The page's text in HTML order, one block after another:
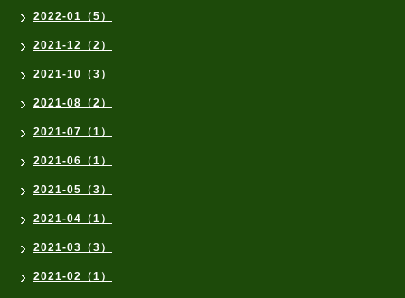
2022-01（5）
2021-12（2）
2021-10（3）
2021-08（2）
2021-07（1）
2021-06（1）
2021-05（3）
2021-04（1）
2021-03（3）
2021-02（1）